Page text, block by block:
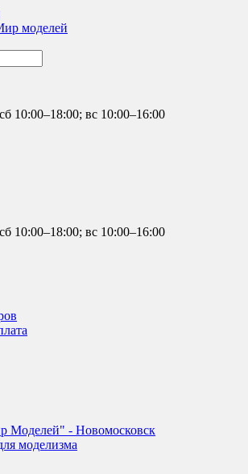
10:00–18:00; вс 10:00–16:00
10:00–18:00; вс 10:00–16:00
Моделей" - Новомосковск
моделизма